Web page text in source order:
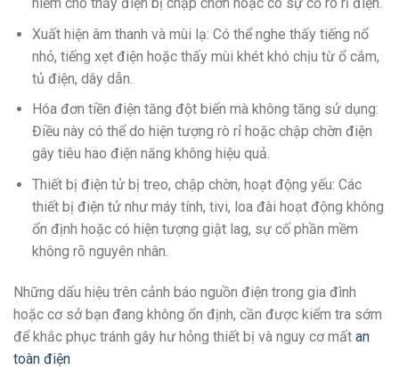
Xuất hiện âm thanh và mùi lạ: Có thể nghe thấy tiếng nổ
nhỏ, tiếng xẹt điện hoặc thấy mùi khét khó chịu từ ổ cắm,
tủ điện, dây dẫn.
Hóa đơn tiền điện tăng đột biến mà không tăng sử dụng:
Điều này có thể do hiện tượng rò rỉ hoặc chập chờn điện
gây tiêu hao điện năng không hiệu quả.
Thiết bị điện tử bị treo, chập chờn, hoạt động yếu: Các
thiết bị điện tử như máy tính, tivi, loa đài hoạt động không
ổn định hoặc có hiện tượng giật lag, sự cố phần mềm
không rõ nguyên nhân.
Những dấu hiệu trên cảnh báo nguồn điện trong gia đình
hoặc cơ sở bạn đang không ổn định, cần được kiểm tra sớm
để khắc phục tránh gây hư hỏng thiết bị và nguy cơ mất an
toàn điện